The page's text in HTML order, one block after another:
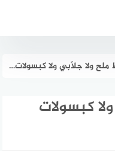
جلّابي ولا كبسولات في غسالة الصحون؟
كبسولات